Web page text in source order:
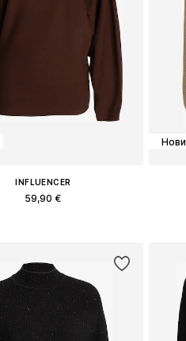
INFLUENCER
59,90 €